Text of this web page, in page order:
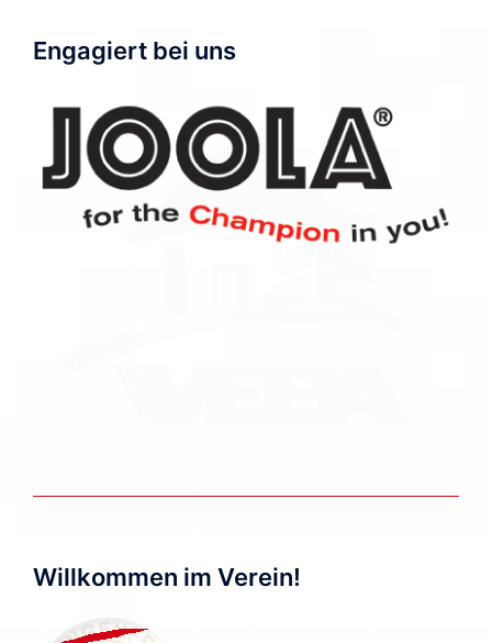
Engagiert bei uns
Willkommen im Verein!